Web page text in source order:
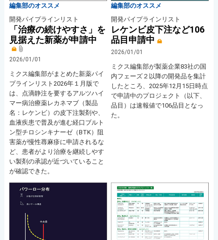
編集部のオススメ
開発パイプラインリスト
「治療の続けやすさ」を
見据えた新薬が申請中
2026/01/01
ミクス編集部がまとめた新薬パイ
プラインリスト2026年１月版で
は、点滴静注を要するアルツハイ
マー病治療薬レカネマブ（製品
名：レケンビ）の皮下注製剤や、
血液疾患で普及が進む経口ブルト
ン型チロシンキナーゼ（BTK）阻
害薬が慢性蕁麻疹に申請されるな
ど、患者がより治療を継続しやす
い製剤の承認が近づいていること
が確認できた。
編集部のオススメ
開発パイプラインリスト
レケンビ皮下注など106
品目申請中
2026/01/01
ミクス編集部が製薬企業83社の国
内フェーズ２以降の開発品を集計
したところ、2025年12月15日時点
で申請中のプロジェクト（以下、
品目）は速報値で106品目となっ
た。